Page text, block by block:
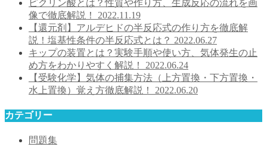
ピクリン酸とは？性質や作り方、生成反応の流れを画
像で徹底解説！ 2022.11.19
【還元剤】アルデヒドの半反応式の作り方を徹底解
説！塩基性条件の半反応式とは？ 2022.06.27
キップの装置とは？実験手順や使い方、気体発生の止
め方をわかりやすく解説！ 2022.06.24
【受験化学】気体の捕集方法（上方置換・下方置換・
水上置換）覚え方徹底解説！ 2022.06.20
カテゴリー
問題集